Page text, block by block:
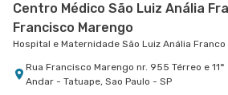
Centro Médico São Luiz Anália
Francisco Marengo
Hospital e Maternidade São Luiz Anália Franco
Rua Francisco Marengo nr. 955 Térreo e 11°
Andar - Tatuape, Sao Paulo - SP